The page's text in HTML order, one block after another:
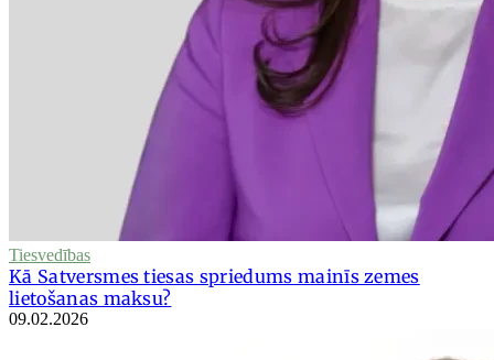
Tiesvedības
Kā Satversmes tiesas spriedums mainīs zemes
lietošanas maksu?
09.02.2026